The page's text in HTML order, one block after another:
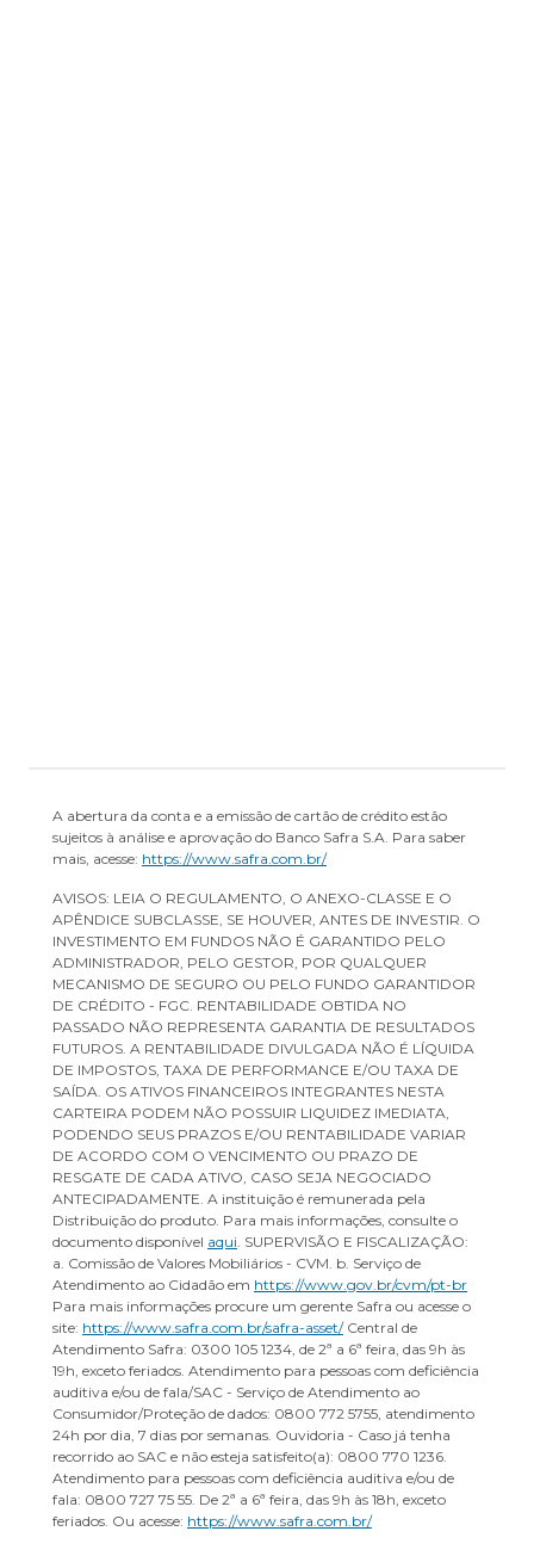
A abertura da conta e a emissão de cartão de crédito estão
sujeitos à análise e aprovação do Banco Safra S.A. Para saber
mais, acesse: https://www.safra.com.br/
AVISOS: LEIA O REGULAMENTO, O ANEXO-CLASSE E O
APÊNDICE SUBCLASSE, SE HOUVER, ANTES DE INVESTIR. O
INVESTIMENTO EM FUNDOS NÃO É GARANTIDO PELO
ADMINISTRADOR, PELO GESTOR, POR QUALQUER
MECANISMO DE SEGURO OU PELO FUNDO GARANTIDOR
DE CRÉDITO - FGC. RENTABILIDADE OBTIDA NO
PASSADO NÃO REPRESENTA GARANTIA DE RESULTADOS
FUTUROS. A RENTABILIDADE DIVULGADA NÃO É LÍQUIDA
DE IMPOSTOS, TAXA DE PERFORMANCE E/OU TAXA DE
SAÍDA. OS ATIVOS FINANCEIROS INTEGRANTES NESTA
CARTEIRA PODEM NÃO POSSUIR LIQUIDEZ IMEDIATA,
PODENDO SEUS PRAZOS E/OU RENTABILIDADE VARIAR
DE ACORDO COM O VENCIMENTO OU PRAZO DE
RESGATE DE CADA ATIVO, CASO SEJA NEGOCIADO
ANTECIPADAMENTE. A instituição é remunerada pela
Distribuição do produto. Para mais informações, consulte o
documento disponível aqui . SUPERVISÃO E FISCALIZAÇÃO:
a. Comissão de Valores Mobiliários - CVM. b. Serviço de
Atendimento ao Cidadão em https://www.gov.br/cvm/pt-br
Para mais informações procure um gerente Safra ou acesse o
site: https://www.safra.com.br/safra-asset/Central de
Atendimento Safra: 0300 105 1234, de 2ª a 6ª feira, das 9h às
19h, exceto feriados. Atendimento para pessoas com deficiência
auditiva e/ou de fala/SAC - Serviço de Atendimento ao
Consumidor/Proteção de dados: 0800 772 5755, atendimento
24h por dia, 7 dias por semanas. Ouvidoria - Caso já tenha
recorrido ao SAC e não esteja satisfeito(a): 0800 770 1236.
Atendimento para pessoas com deficiência auditiva e/ou de
fala: 0800 727 75 55. De 2ª a 6ª feira, das 9h às 18h, exceto
feriados. Ou acesse: https://www.safra.com.br/